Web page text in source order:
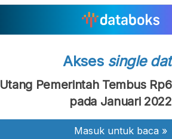
Akses single
Utang Pemerintah Tembus
pada Januari 2022
Masuk untuk baca »